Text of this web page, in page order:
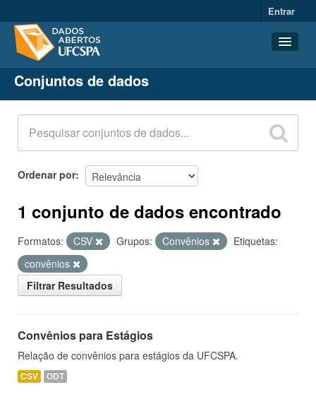
Entrar
Conjuntos de dados
Organizações
Grupos
Sobre
Conjuntos de dados
Ordenar por
1 conjunto de dados encontrado
Formatos: CSV Grupos: Convênios
Etiquetas:
convênios
Filtrar Resultados
Convênios para Estágios
Relação de convênios para estágios da UFCSPA.
CSV ODT